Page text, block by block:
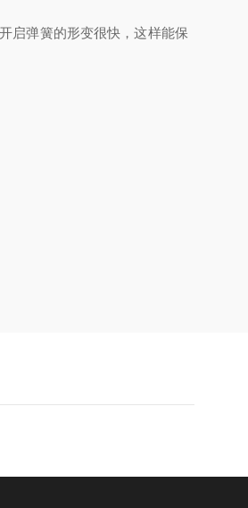
启弹簧的形变很快，这样能保